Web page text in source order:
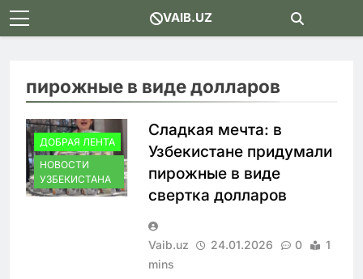
Skip
to
VAIB.UZ
пирожные в виде долларов
ДОБРАЯ ЛЕНТА
НОВОСТИ
УЗБЕКИСТАНА
Сладкая мечта: в
Узбекистане придумали
пирожные в виде
свертка долларов
Vaib.uz 24.01.2026 0
1
mins